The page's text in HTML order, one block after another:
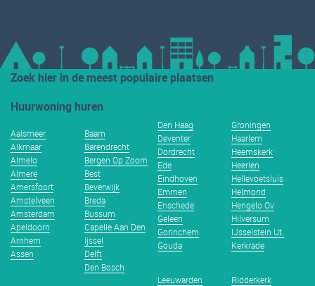
Zoek hier in de meest populaire plaatsen
Huurwoning huren
Aalsmeer
Alkmaar
Almelo
Almere
Amersfoort
Amstelveen
Amsterdam
Apeldoorn
Arnhem
Assen
Baarn
Barendrecht
Bergen Op Zoom
Best
Beverwijk
Breda
Bussum
Capelle Aan Den
Ijssel
Delft
Den Bosch
Den Haag
Deventer
Dordrecht
Ede
Eindhoven
Emmen
Enschede
Geleen
Gorinchem
Gouda
Groningen
Haarlem
Heemskerk
Heerlen
Hellevoetsluis
Helmond
Hengelo Ov
Hilversum
IJsselstein Ut.
Kerkrade
Leeuwarden
Ridderkerk